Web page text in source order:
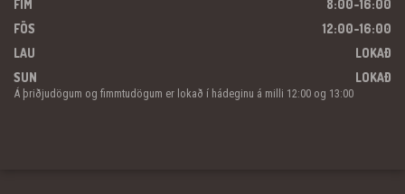
FIM
8:00-16:00
FÖS
12:00-16:00
LAU
LOKAÐ
SUN
LOKAÐ
Á þriðjudögum og fimmtudögum er lokað í hádeginu á milli 12:00 og 13:00